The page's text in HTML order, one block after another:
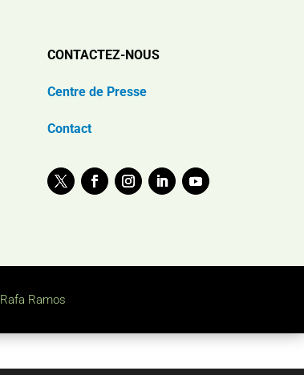
CONTACTEZ-NOUS
Centre de Presse
Contact
Rafa Ramos